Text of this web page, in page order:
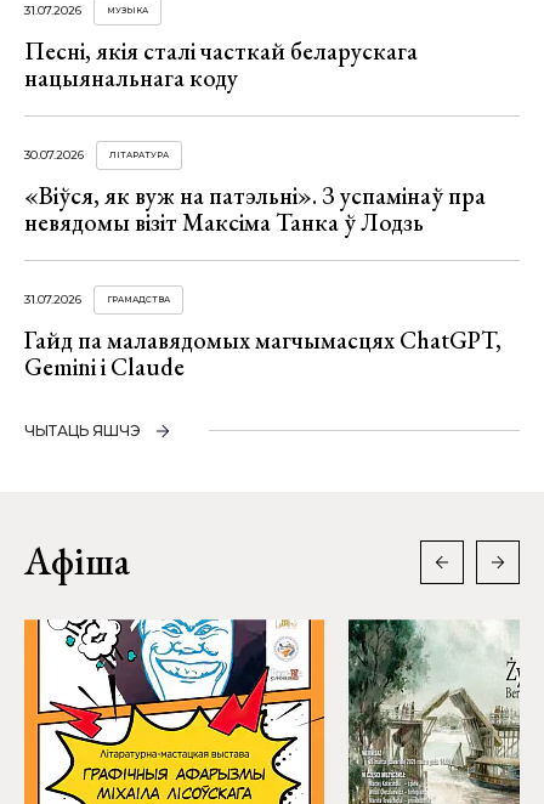
31.07.2026 МУЗЫКА
Песні, якія сталі часткай беларускага
нацыянальнага коду
30.07.2026 ЛІТАРАТУРА
«Віўся, як вуж на патэльні». З успамінаў пра
невядомы візіт Максіма Танка ў Лодзь
31.07.2026 ГРАМАДСТВА
Гайд па малавядомых магчымасцях ChatGPT,
Gemini і Claude
ЧЫТАЦЬ ЯШЧЭ
Афіша